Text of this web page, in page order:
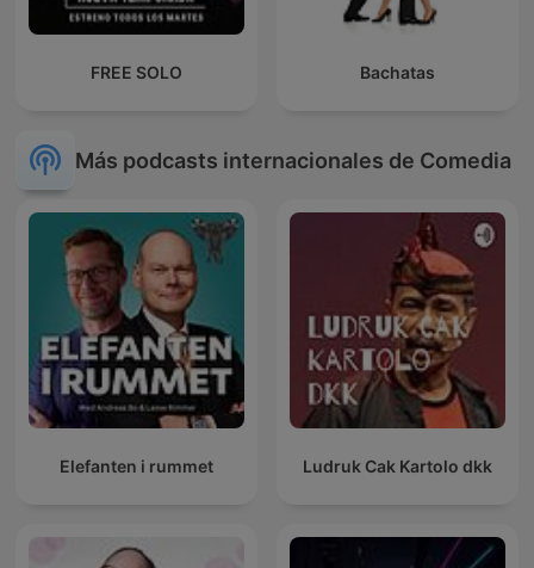
FREE SOLO Bachatas
Más podcasts internacionales de Comedia
Elefanten i rummet Ludruk Cak Kartolo dkk